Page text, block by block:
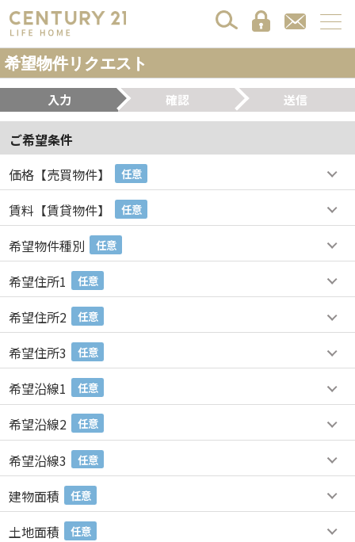
希望物件リクエスト
入力 確認 送信
ご希望条件
価格【売買物件】
任意
賃料【賃貸物件】 任意
希望物件種別 任意
希望住所1 任意
希望住所2 任意
希望住所3 任意
希望沿線1 任意
希望沿線2 任意
希望沿線3 任意
建物面積 任意
土地面積 任意